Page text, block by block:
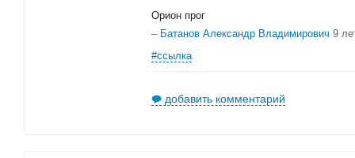
Орион прог
– Батанов Александр Владимирович 9
#ссылка
добавить комментарий